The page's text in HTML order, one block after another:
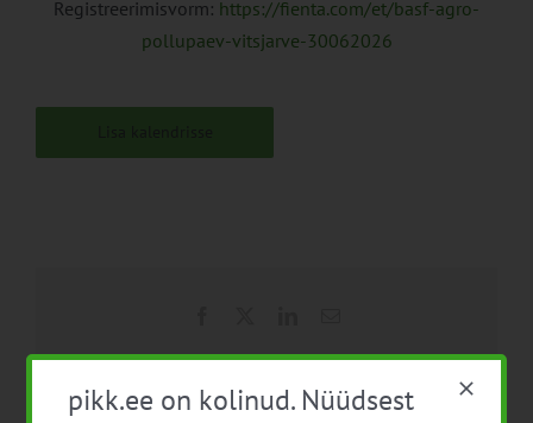
Registreerimisvorm: https://fienta.com/et/basf-agro-
pollupaev-vitsjarve-30062026
pikk.ee on kolinud. Nüüdsest